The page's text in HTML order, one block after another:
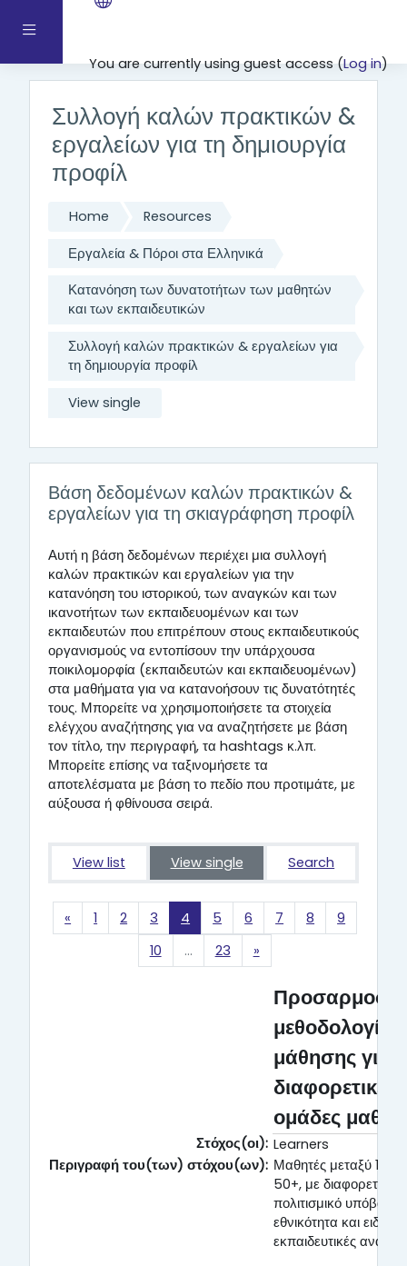
Side panel
You are currently using guest access (Log in)
Skip to main content
Συλλογή καλών πρακτικών &
εργαλείων για τη δημιουργία
προφίλ
Home Resources
Εργαλεία & Πόροι στα Ελληνικά
Κατανόηση των δυνατοτήτων των μαθητών
και των εκπαιδευτικών
Συλλογή καλών πρακτικών & εργαλείων για
τη δημιουργία προφίλ
View single
Βάση δεδομένων καλών πρακτικών &
εργαλείων για τη σκιαγράφηση προφίλ
Αυτή η βάση δεδομένων περιέχει μια συλλογή
καλών πρακτικών και εργαλείων για την
κατανόηση του ιστορικού, των αναγκών και των
ικανοτήτων των εκπαιδευομένων και των
εκπαιδευτών που επιτρέπουν στους εκπαιδευτικούς
οργανισμούς να εντοπίσουν την υπάρχουσα
ποικιλομορφία (εκπαιδευτών και εκπαιδευομένων)
στα μαθήματα για να κατανοήσουν τις δυνατότητές
τους. Μπορείτε να χρησιμοποιήσετε τα στοιχεία
ελέγχου αναζήτησης για να αναζητήσετε με βάση
τον τίτλο, την περιγραφή, τα hashtags κ.λπ.
Μπορείτε επίσης να ταξινομήσετε τα
αποτελέσματα με βάση το πεδίο που προτιμάτε, με
αύξουσα ή φθίνουσα σειρά.
View list View single Search
« Previous page
1 Page 1
2 Page 2
3 Page 3
4 Page 4
5 Page 5
6 Page 6
7 Page 7
8 Page 8
9
10Page 10
… 23Page 23
»Next page
μεθοδολογίες
μάθησης για
διαφορετικές
ομάδες
Στόχος(οι): Learners
Περιγραφή του(των) στόχου(ων): Μαθητές μεταξύ 16
50+, με διαφορετικό
πολιτισμικό
εθνικότητα και ειδικές
εκπαιδευτικές